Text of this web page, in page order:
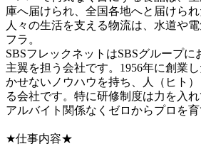
庫へ届けられ、全国各地へと届けられ
人々の生活を支える物流は、水道や
フラ。
SBSフレックネットはSBSグループ
主翼を担う会社です。1956年に創業
かせないノウハウを持ち、人（ヒト
る会社です。特に研修制度は力を入
アルバイト関係なくゼロからプロを育
★仕事内容★